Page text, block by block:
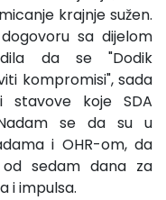
krajnje sužen.
sa dijelom
da se "Dodik
kompromisi", sada
stavove koje SDA
se da su u
i OHR-om, da
sedam dana za
i impulsa.